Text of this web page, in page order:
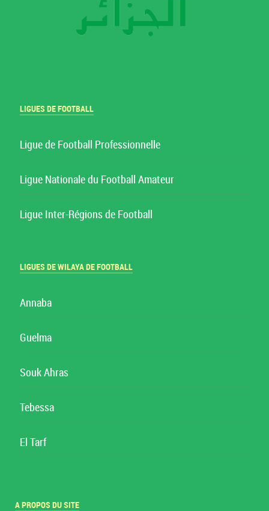
LIGUES DE FOOTBALL
Ligue de Football Professionnelle
Ligue Nationale du Football Amateur
Ligue Inter-Régions de Football
LIGUES DE WILAYA DE FOOTBALL
Annaba
Guelma
Souk Ahras
Tebessa
El Tarf
A PROPOS DU SITE